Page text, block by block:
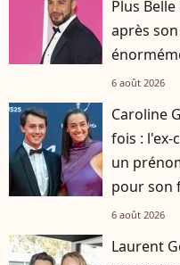
Plus
après
6 août 2026
Caroline
fois : l'ex-
un
pour son
6 août 2026
Laurent